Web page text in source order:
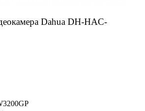
Dahua DH-HAC-